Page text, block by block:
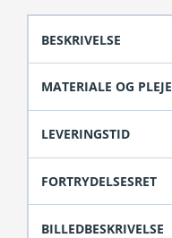
BESKRIVELSE
MATERIALE OG PLEJE
LEVERINGSTID
FORTRYDELSESRET
BILLEDBESKRIVELSE